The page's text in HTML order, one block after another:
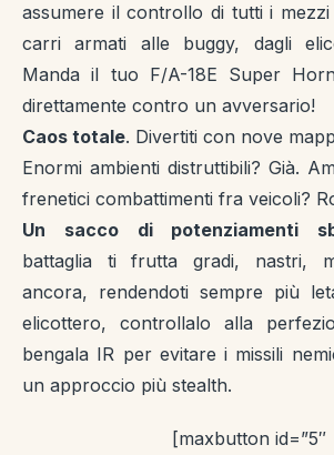
assumere il controllo di tutti i
carri armati alle buggy, dagli
Manda il tuo F/A-18E Super
direttamente contro un avversario!
Caos totale. Divertiti con nove
Enormi ambienti distruttibili? Già.
frenetici combattimenti fra veicoli?
Un sacco di potenziamenti
battaglia ti frutta gradi, nastri,
ancora, rendendoti sempre più
elicottero, controllalo alla
bengala IR per evitare i missili
un approccio più stealth.
[maxbutton id=”5″